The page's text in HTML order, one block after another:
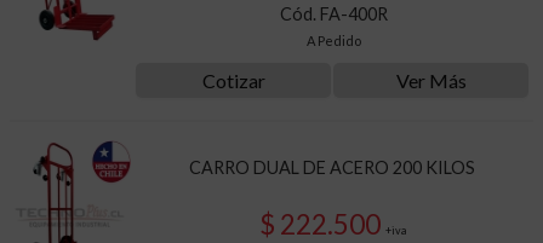
Cód. FA-400R
A Pedido
Cotizar Ver Más
CARRO DUAL DE ACERO 200 KILOS
$ 222.500 +iva